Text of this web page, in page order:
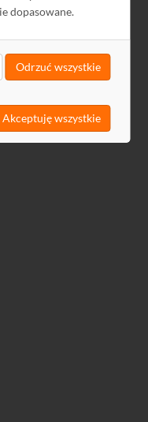
dopasowane.
Odrzuć wszystkie
Akceptuję wszystkie